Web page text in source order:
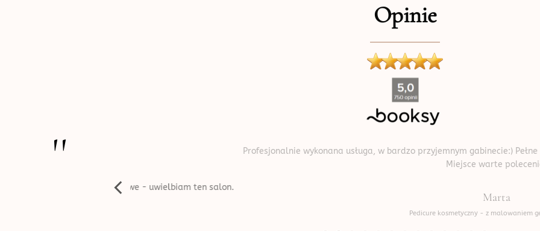
Opinie
''
i życzliwe - uwielbiam ten salon.
Profesjonalnie wykonana usługa, w bardzo przyjemnym gabinecie:) Pełne zaangażowanie i
Miejsce warte polecenia!
Pedicure kosmetyczny - z malowaniem gel color by OPI